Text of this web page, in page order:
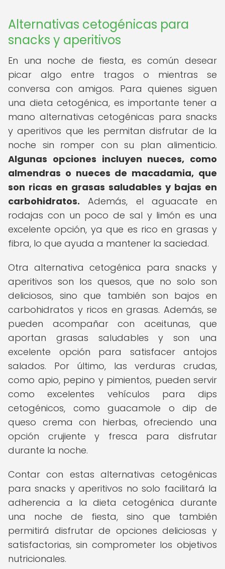
Alternativas cetogénicas para
snacks y aperitivos
En una noche de fiesta, es común desear
picar algo entre tragos o mientras se
conversa con amigos. Para quienes siguen
una dieta cetogénica, es importante tener a
mano alternativas cetogénicas para snacks
y aperitivos que les permitan disfrutar de la
noche sin romper con su plan alimenticio.
Algunas opciones incluyen nueces, como
almendras o nueces de macadamia, que
son ricas en grasas saludables y bajas en
carbohidratos. Además, el aguacate en
rodajas con un poco de sal y limón es una
excelente opción, ya que es rico en grasas y
fibra, lo que ayuda a mantener la saciedad.
Otra alternativa cetogénica para snacks y
aperitivos son los quesos, que no solo son
deliciosos, sino que también son bajos en
carbohidratos y ricos en grasas. Además, se
pueden acompañar con aceitunas, que
aportan grasas saludables y son una
excelente opción para satisfacer antojos
salados. Por último, las verduras crudas,
como apio, pepino y pimientos, pueden servir
como excelentes vehículos para dips
cetogénicos, como guacamole o dip de
queso crema con hierbas, ofreciendo una
opción crujiente y fresca para disfrutar
durante la noche.
Contar con estas alternativas cetogénicas
para snacks y aperitivos no solo facilitará la
adherencia a la dieta cetogénica durante
una noche de fiesta, sino que también
permitirá disfrutar de opciones deliciosas y
satisfactorias, sin comprometer los objetivos
nutricionales.